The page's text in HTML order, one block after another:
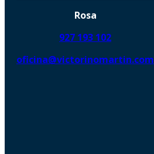
Rosa
927 193 102
oficina@victorinomartin.com